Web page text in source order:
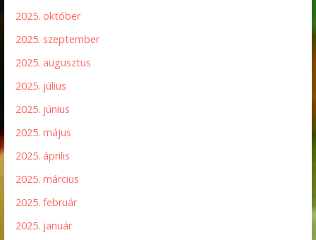
2025. október
2025. szeptember
2025. augusztus
2025. július
2025. június
2025. május
2025. április
2025. március
2025. február
2025. január